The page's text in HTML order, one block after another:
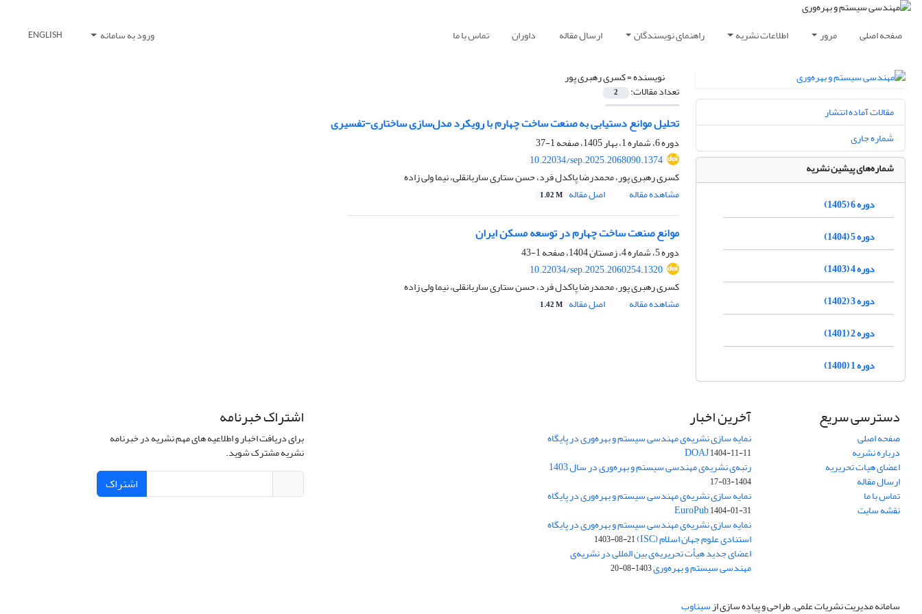
صفحه اصلی مرور اطلاعات نشریه راهنمای نویسندگان ارسال مقاله داوران تماس با ما ورود به سامانه ENGLISH
نویسنده =کسری رهبری پور
تعداد مقالات: 2
تحلیل موانع دستیابی به صنعت ساخت چهارم با رویکرد مدل‌سازی ساختاری-تفسیری
دوره 6، شماره 1، بهار 1405، صفحه
1-37
10.22034/sep.2025.2068090.1374
کسری رهبری پور، محمدرضا پاکدل فرد، حسن ستاری ساربانقلی، نیما ولی زاده
مشاهده مقاله
اصل مقاله 1.02 M
موانع صنعت ساخت چهارم در توسعه مسکن ایران
دوره 5، شماره 4، زمستان 1404، صفحه
1-43
10.22034/sep.2025.2060254.1320
کسری رهبری پور، محمدرضا پاکدل فرد، حسن ستاری ساربانقلی، نیما ولی زاده
مشاهده مقاله
اصل مقاله 1.42 M
مقالات آماده انتشار
شماره جاری
شماره‌های پیشین نشریه
دوره 6 (1405)
دوره 5 (1404)
دوره 4 (1403)
دوره 3 (1402)
دوره 2 (1401)
دوره 1 (1400)
دسترسی سریع
صفحه اصلی
درباره نشریه
اعضای هیات تحریریه
ارسال مقاله
تماس با ما
نقشه سایت
آخرین اخبار
نمایه سازی نشریه‌ی مهندسی سیستم و بهره‌وری در پایگاه
DOAJ1404-11-11
رتبه‌ی نشریه‌ی مهندسی سیستم و بهره‌وری در سال 1403
1404-03-17
نمایه سازی نشریه‌ی مهندسی سیستم و بهره‌وری در پایگاه
EuroPub1404-01-31
نمایه سازی نشریه‌ی مهندسی سیستم و بهره‌وری در پایگاه
استنادی علوم جهان اسلام (ISC) 1403-08-21
اعضای جدید هیأت تحریریه‌ی بین المللی در نشریه‌ی
مهندسی سیستم و بهره‌وری1403-08-20
اشتراک خبرنامه
برای دریافت اخبار و اطلاعیه های مهم نشریه در خبرنامه
نشریه مشترک شوید.
اشتراک
سامانه مدیریت نشریات علمی.طراحی و پیاده سازی ازسیناوب